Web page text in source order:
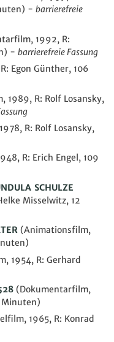
- barrierefreie
1992, R:
- barrierefreie Fassung
Egon Günther, 106
1989, R: Rolf Losansky,
R: Rolf Losansky,
R: Erich Engel, 109
SCHULZE
Misselwitz, 12
(Animationsfilm,
1954, R: Gerhard
(Dokumentarfilm,
Minuten)
1965, R: Konrad